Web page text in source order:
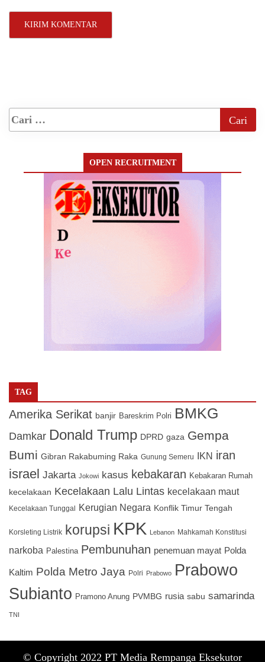
OPEN RECRUITMENT
TAG
Amerika Serikat banjir Bareskrim Polri BMKG
Damkar Donald Trump DPRD gaza Gempa
Bumi Gibran Rakabuming Raka Gunung Semeru IKN iran
israel Jakarta Jokowi kasus kebakaran Kebakaran Rumah
kecelakaan Kecelakaan Lalu Lintas kecelakaan maut
Kecelakaan Tunggal Kerugian Negara Konflik Timur Tengah
Korsleting Listrik korupsi KPK Lebanon Mahkamah Konstitusi
narkoba Palestina Pembunuhan penemuan mayat Polda
Kaltim Polda Metro Jaya Polri Prabowo Prabowo
Subianto Pramono Anung PVMBG rusia sabu samarinda
TNI
© Copyright 2022 PT Media Rempanga Eksekutor